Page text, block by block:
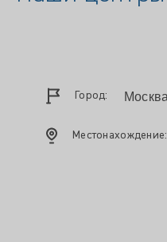
Город:
Местонахождение: